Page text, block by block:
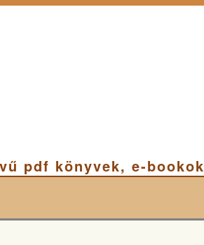
pdf könyvek, e-bookok